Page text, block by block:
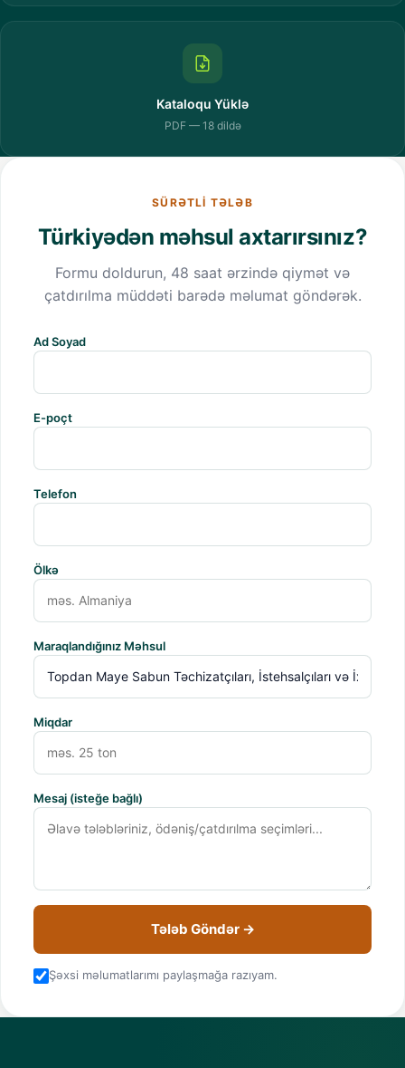
Kataloqu Yüklə
PDF — 18 dildə
SÜRƏTLI TƏLƏB
Türkiyədən məhsul axtarırsınız?
Formu doldurun, 48 saat ərzində qiymət və
çatdırılma müddəti barədə məlumat göndərək.
Ad Soyad
E-poçt
Telefon
Ölkə
Maraqlandığınız Məhsul
Miqdar
Mesaj (isteğe bağlı)
Tələb Göndər →
Şəxsi məlumatlarımı paylaşmağa razıyam.